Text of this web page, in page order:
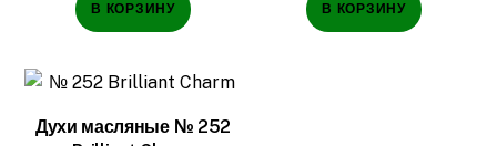
В КОРЗИНУ В КОРЗИНУ
Духи масляные № 252